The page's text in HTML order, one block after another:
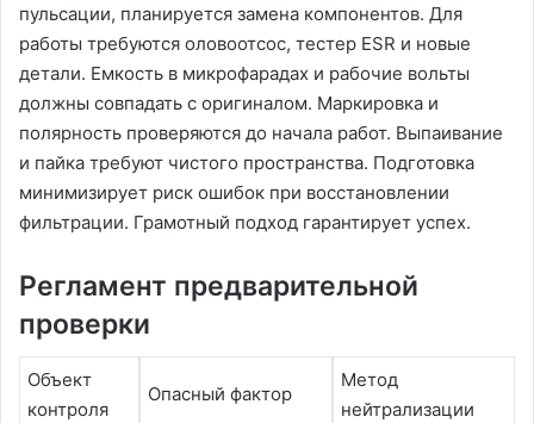
пульсации, планируется замена компонентов. Для
работы требуются оловоотсос, тестер ESR и новые
детали. Емкость в микрофарадах и рабочие вольты
должны совпадать с оригиналом. Маркировка и
полярность проверяются до начала работ. Выпаивание
и пайка требуют чистого пространства. Подготовка
минимизирует риск ошибок при восстановлении
фильтрации. Грамотный подход гарантирует успех.
Регламент предварительной
проверки
Объект
контроля
Опасный фактор
Метод
нейтрализации